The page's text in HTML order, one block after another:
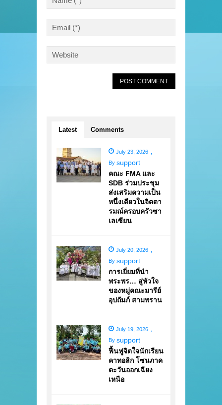
Latest Comments
July 23, 2026
By support
คณะ FMA และ
SDB ร่วมประชุม
ส่งเสริมความเป็น
หนึ่งเดียวในจิตตา
รมณ์ครอบครัวซา
เลเซียน
July 20, 2026
By support
การเยี่ยมที่นำ
พระพร… สู่หัวใจ
ของหมู่คณะมารีย์
อุปถัมภ์ สามพราน
July 19, 2026
By support
ฟื้นฟูจิตใจนักเรียน
คาทอลิก โซนภาค
ตะวันออกเฉียง
เหนือ